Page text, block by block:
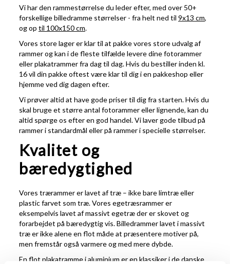
Vi har den rammestørrelse du leder efter, med over 50+
forskellige billedramme størrelser - fra helt ned til 9x13 cm,
og op til 100x150 cm.
Vores store lager er klar til at pakke vores store udvalg af
rammer og kan i de fleste tilfælde levere dine fotorammer
eller plakatrammer fra dag til dag. Hvis du bestiller inden kl.
16 vil din pakke oftest være klar til dig i en pakkeshop eller
hjemme ved dig dagen efter.
Vi prøver altid at have gode priser til dig fra starten. Hvis du
skal bruge et større antal fotorammer eller lignende, kan du
altid spørge os efter en god handel. Vi laver gode tilbud på
rammer i standardmål eller på rammer i specielle størrelser.
Kvalitet og
bæredygtighed
Vores trærammer er lavet af træ – ikke bare limtræ eller
plastic farvet som træ. Vores egetræsrammer er
eksempelvis lavet af massivt egetræ der er skovet og
forarbejdet på bæredygtig vis. Billedrammer lavet i massivt
træ er ikke alene en flot måde at præsentere motiver på,
men fremstår også varmere og med mere dybde.
En flot plakatramme i aluminium er en klassiker i de danske